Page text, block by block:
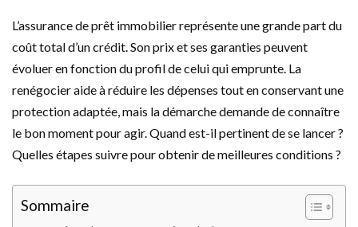
L’assurance de prêt immobilier représente une grande part du
coût total d’un crédit. Son prix et ses garanties peuvent
évoluer en fonction du profil de celui qui emprunte. La
renégocier aide à réduire les dépenses tout en conservant une
protection adaptée, mais la démarche demande de connaître
le bon moment pour agir. Quand est-il pertinent de se lancer ?
Quelles étapes suivre pour obtenir de meilleures conditions ?
Sommaire